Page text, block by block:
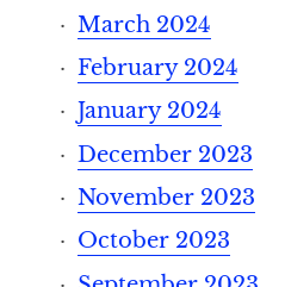
March 2024
February 2024
January 2024
December 2023
November 2023
October 2023